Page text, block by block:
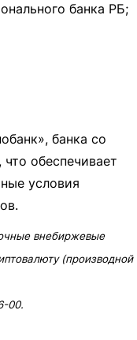
банка РБ;
банка со
обеспечивает
условия
внебиржевые
(производной
00.